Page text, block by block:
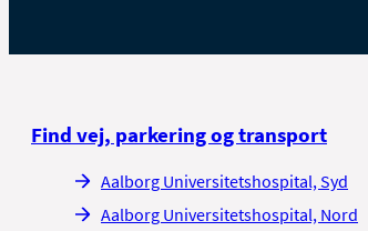
Find vej, parkering og transport
Aalborg Universitetshospital, Syd
Aalborg Universitetshospital, Nord